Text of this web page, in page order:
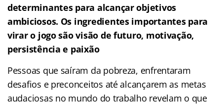
determinantes para alcançar objetivos
ambiciosos. Os ingredientes importantes para
virar o jogo são visão de futuro, motivação,
persistência e paixão
Pessoas que saíram da pobreza, enfrentaram
desafios e preconceitos até alcançarem as metas
audaciosas no mundo do trabalho revelam o que